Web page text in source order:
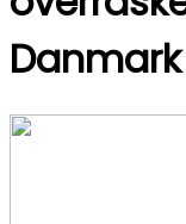
Danmark